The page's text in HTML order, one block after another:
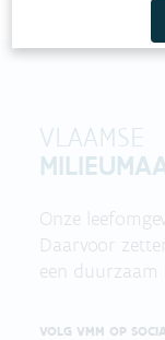
VLAAMSE
Onze
Daarvoor
een
VOLG VMM OP